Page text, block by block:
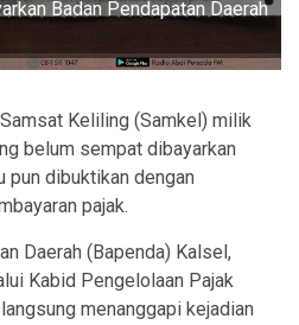
Badan Pendapatan Daerah
Keliling (Samkel) milik
belum sempat dibayarkan
pun dibuktikan dengan
pajak.
Daerah (Bapenda) Kalsel,
Kabid Pengelolaan Pajak
menanggapi kejadian